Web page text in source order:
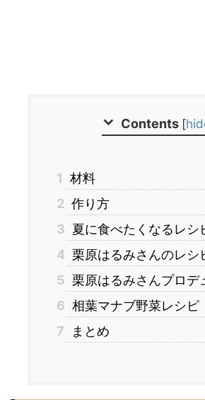
Contents [
1 材料
2 作り方
3 夏に食べたくなるレシ
4 栗原はるみさんのレシ
5 栗原はるみさんプロデ
6 相葉マナブ野菜レシピ
7
まとめ